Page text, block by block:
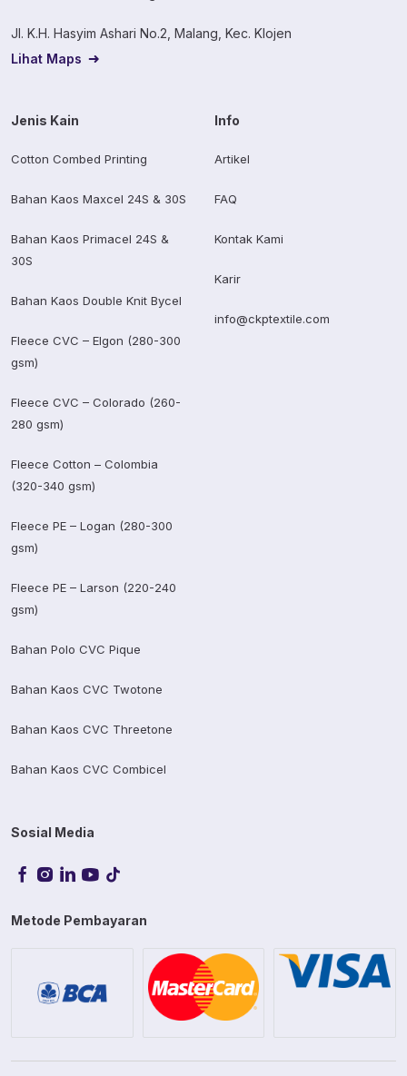
Jl. K.H. Hasyim Ashari No.2, Malang, Kec. Klojen
Lihat Maps
Jenis Kain
Cotton Combed Printing
Bahan Kaos Maxcel 24S & 30S
Bahan Kaos Primacel 24S &
30S
Bahan Kaos Double Knit Bycel
Fleece CVC – Elgon (280-300
gsm)
Fleece CVC – Colorado (260-
280 gsm)
Fleece Cotton – Colombia
(320-340 gsm)
Fleece PE – Logan (280-300
gsm)
Fleece PE – Larson (220-240
gsm)
Bahan Polo CVC Pique
Bahan Kaos CVC Twotone
Bahan Kaos CVC Threetone
Bahan Kaos CVC Combicel
Info
Artikel
FAQ
Kontak Kami
Karir
info@ckptextile.com
Sosial Media
Metode Pembayaran